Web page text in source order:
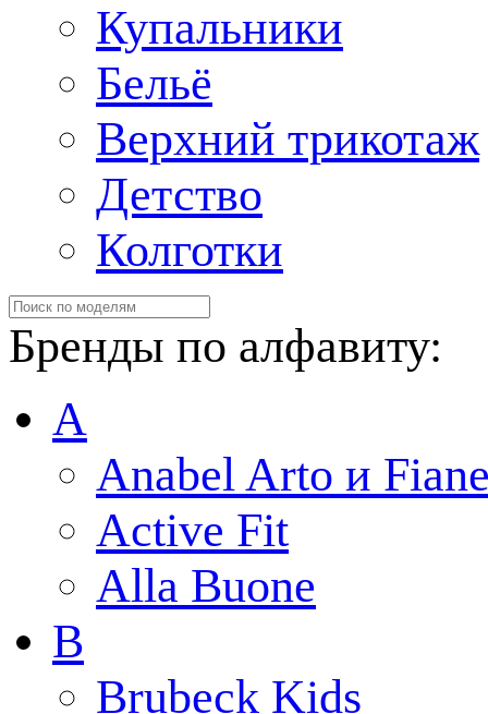
Купальники
Бельё
Верхний трикотаж
Детство
Колготки
Бренды по алфавиту:
A
Anabel Arto и
Active Fit
Alla Buone
B
Brubeck Kids